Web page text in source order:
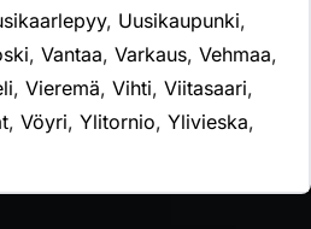
, Uusikaupunki,
, Vantaa, Varkaus, Vehmaa,
, Vieremä, Vihti, Viitasaari,
, Vöyri, Ylitornio, Ylivieska,